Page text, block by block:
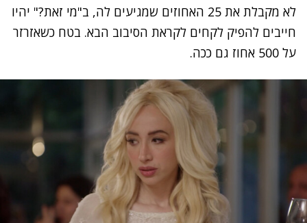
לא מקבלת את 25 האחוזים שמגיעים לה, ב"מי זאת?" יהיו
חייבים להפיק לקחים לקראת הסיבוב הבא. בטח כשאזרזר
על 500 אחוז גם ככה.